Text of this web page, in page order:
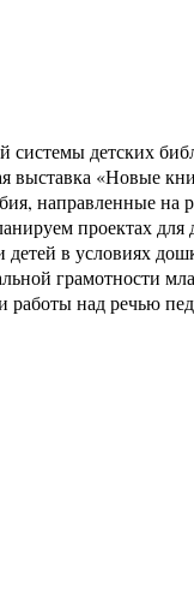
системы детских
выставка «Новые
направленные на
проектах для
в условиях
грамотности
работы над речью